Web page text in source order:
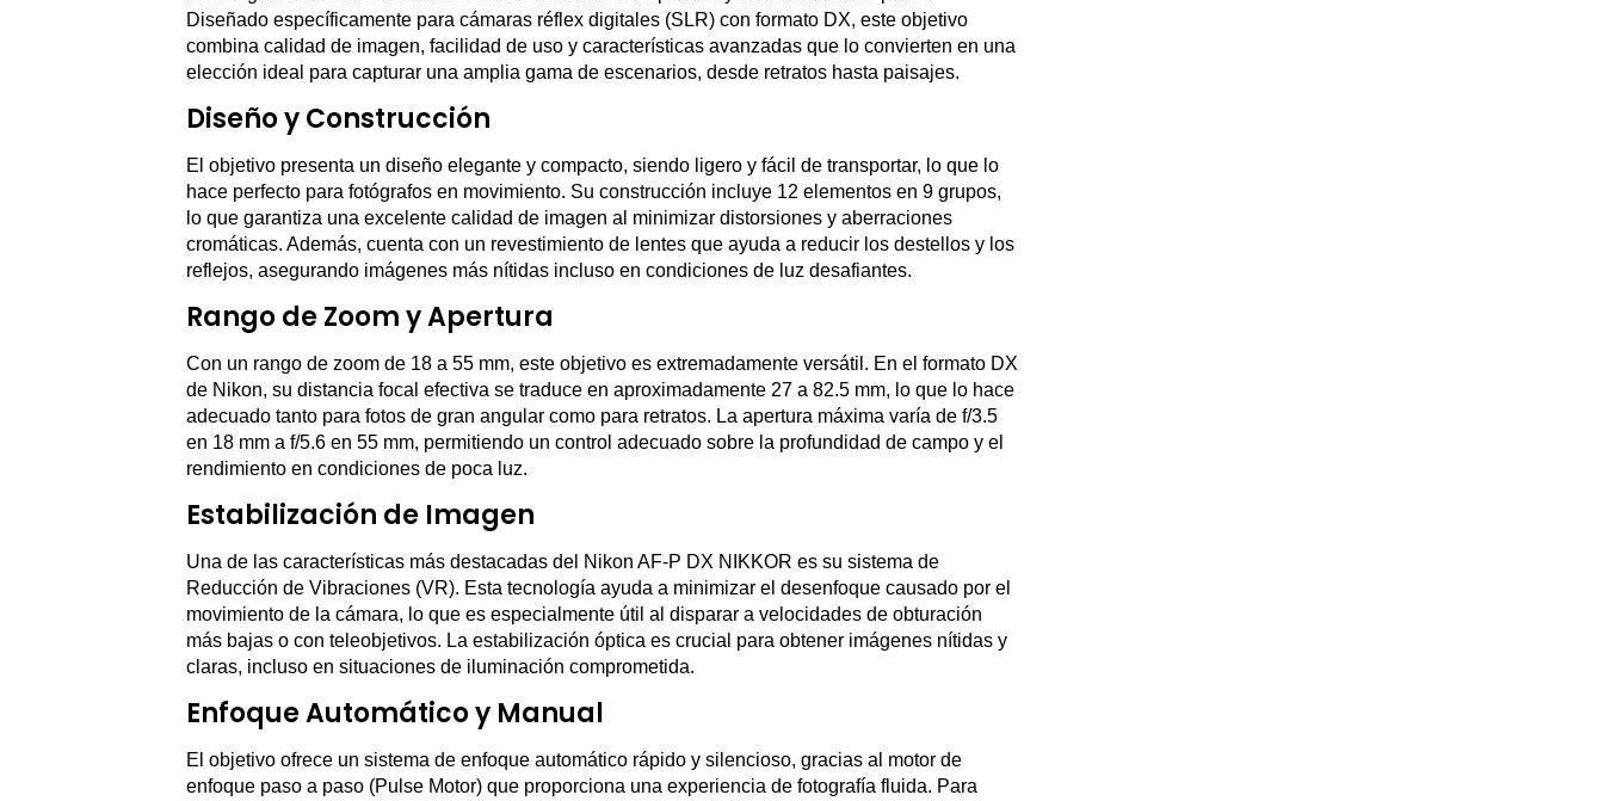
Diseñado específicamente para cámaras réflex digitales (SLR) con formato DX, este objetivo
combina calidad de imagen, facilidad de uso y características avanzadas que lo convierten en una
elección ideal para capturar una amplia gama de escenarios, desde retratos hasta paisajes.
Diseño y Construcción
El objetivo presenta un diseño elegante y compacto, siendo ligero y fácil de transportar, lo que lo
hace perfecto para fotógrafos en movimiento. Su construcción incluye 12 elementos en 9 grupos,
lo que garantiza una excelente calidad de imagen al minimizar distorsiones y aberraciones
cromáticas. Además, cuenta con un revestimiento de lentes que ayuda a reducir los destellos y los
reflejos, asegurando imágenes más nítidas incluso en condiciones de luz desafiantes.
Rango de Zoom y Apertura
Con un rango de zoom de 18 a 55 mm, este objetivo es extremadamente versátil. En el formato DX
de Nikon, su distancia focal efectiva se traduce en aproximadamente 27 a 82.5 mm, lo que lo hace
adecuado tanto para fotos de gran angular como para retratos. La apertura máxima varía de f/3.5
en 18 mm a f/5.6 en 55 mm, permitiendo un control adecuado sobre la profundidad de campo y el
rendimiento en condiciones de poca luz.
Estabilización de Imagen
Una de las características más destacadas del Nikon AF-P DX NIKKOR es su sistema de
Reducción de Vibraciones (VR). Esta tecnología ayuda a minimizar el desenfoque causado por el
movimiento de la cámara, lo que es especialmente útil al disparar a velocidades de obturación
más bajas o con teleobjetivos. La estabilización óptica es crucial para obtener imágenes nítidas y
claras, incluso en situaciones de iluminación comprometida.
Enfoque Automático y Manual
El objetivo ofrece un sistema de enfoque automático rápido y silencioso, gracias al motor de
enfoque paso a paso (Pulse Motor) que proporciona una experiencia de fotografía fluida. Para